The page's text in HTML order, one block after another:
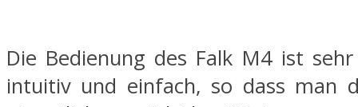
Die Bedienung des Falk M4 ist
intuitiv und einfach, so dass man